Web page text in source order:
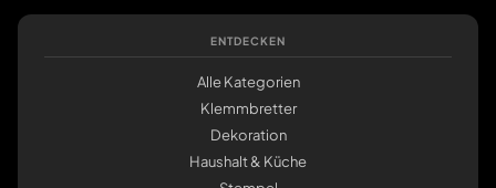
ENTDECKEN
Alle Kategorien
Klemmbretter
Dekoration
Haushalt & Küche